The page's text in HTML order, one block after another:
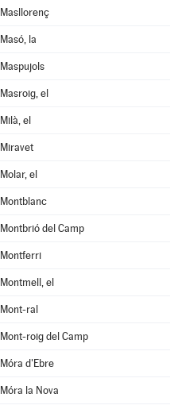
Masllorenç
Masó, la
Maspujols
Masroig, el
Milà, el
Miravet
Molar, el
Montblanc
Montbrió del Camp
Montferri
Montmell, el
Mont-ral
Mont-roig del Camp
Móra d'Ebre
Móra la Nova